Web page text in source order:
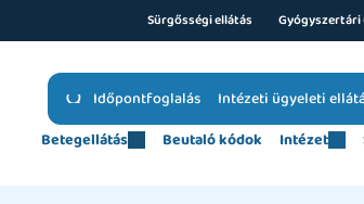
Sürgősségi ellátás Gyógyszertári
Időpontfoglalás Intézeti ügyeleti
Betegellátás
Beutaló kódok Intézet